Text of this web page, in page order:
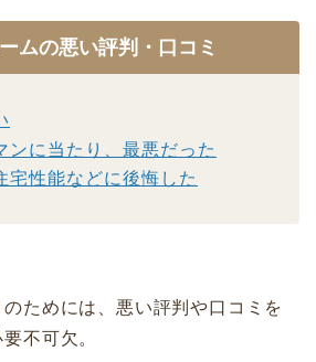
ムの悪い評判・口コミ
ンに当たり、最悪だった
宅性能などに後悔した
ためには、悪い評判や口コミを
不可欠。